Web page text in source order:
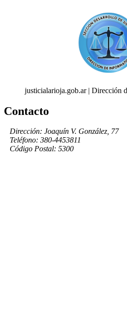
justicialarioja.gob.ar | Dirección
Contacto
Dirección: Joaquín V. González, 77
Teléfono: 380-4453811
Código Postal: 5300